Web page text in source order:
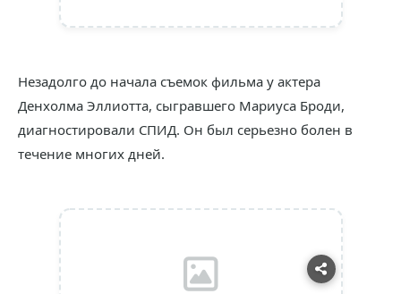
Незадолго до начала съемок фильма у актера
Денхолма Эллиотта, сыгравшего Мариуса Броди,
диагностировали СПИД. Он был серьезно болен в
течение многих дней.